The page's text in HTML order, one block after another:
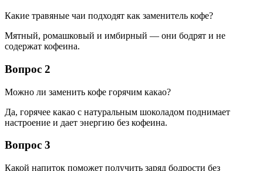
Какие травяные чаи подходят как заменитель кофе?
Мятный, ромашковый и имбирный — они бодрят и не
содержат кофеина.
Вопрос 2
Можно ли заменить кофе горячим какао?
Да, горячее какао с натуральным шоколадом поднимает
настроение и дает энергию без кофеина.
Вопрос 3
Какой напиток поможет получить заряд бодрости без